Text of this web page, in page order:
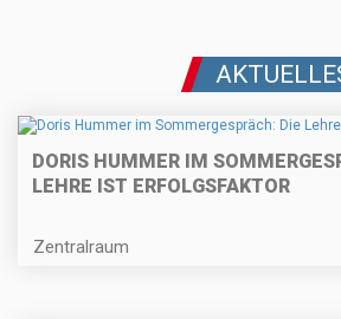
DORIS HUMMER IM
LEHRE IST ERFOLGSFAKTOR
Zentralraum